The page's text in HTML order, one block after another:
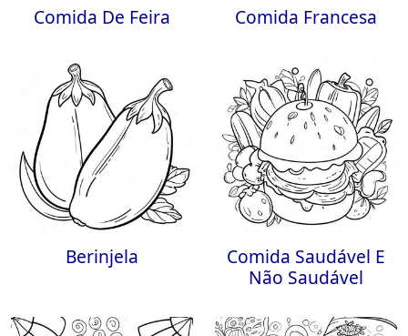
Comida De Feira Comida Francesa
Berinjela
Comida Saudável E
Não Saudável